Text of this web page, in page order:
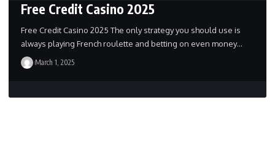
Free Credit Casino 2025
Free Credit Casino 2025 The only strategy you should use is
always playing French roulette and betting on even money…
March 1, 2025